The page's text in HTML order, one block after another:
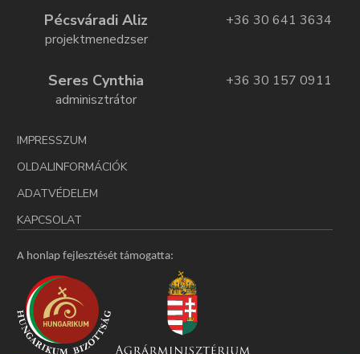
Pécsváradi Aliz
projektmenedzser
+36 30 641 3634
Seres Cynthia
adminisztrátor
+36 30 157 0911
IMPRESSZUM
OLDALINFORMÁCIÓK
ADATVÉDELEM
KAPCSOLAT
A honlap fejlesztését támogatta: